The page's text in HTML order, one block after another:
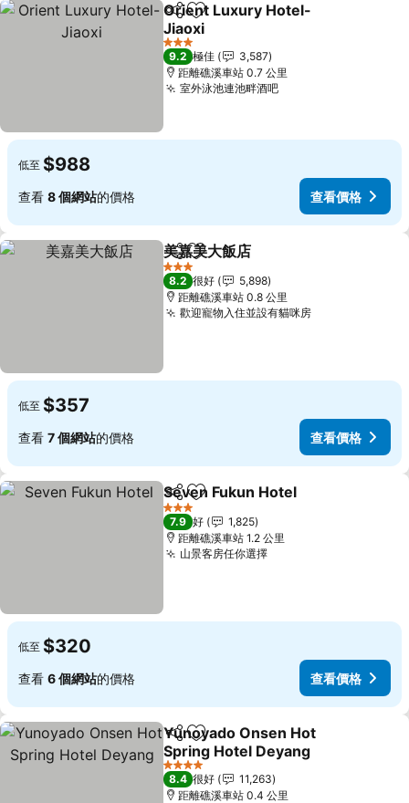
分享 放到收藏夾
Orient Luxury Hotel-
Jiaoxi
查看價格
3 星級
9.2 極佳
3,587
距離礁溪車站 0.7 公里
室外泳池連池畔酒吧查看價格
低至 $988
查看 8 個網站的價格 查看價格
分享 放到收藏夾
美嘉美大飯店
3 星級
8.2 很好
5,898
距離礁溪車站 0.8 公里
歡迎寵物入住並設有貓咪房查看價格
低至 $357
查看 7 個網站的價格 查看價格
分享 放到收藏夾
Seven Fukun Hotel
3 星級
7.9 好
1,825
距離礁溪車站 1.2 公里
山景客房任你選擇查看價格
低至 $320
查看 6 個網站的價格 查看價格
分享 放到收藏夾
Yunoyado Onsen Hot
Spring Hotel Deyang
查看價格
4 星級
8.4 很好
11,263
距離礁溪車站 0.4 公里